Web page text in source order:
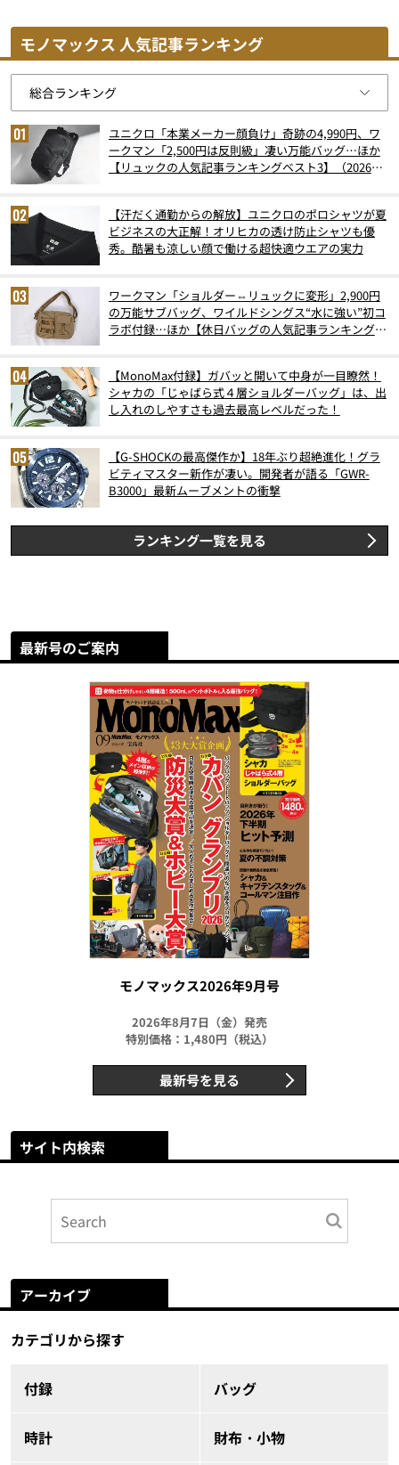
モノマックス 人気記事ランキング
ユニクロ「本業メーカー顔負け」奇跡の4,990円、ワ
ークマン「2,500円は反則級」凄い万能バッグ…ほか
【リュックの人気記事ランキングベスト3】（2026年
【汗だく通勤からの解放】ユニクロのポロシャツが夏
ビジネスの大正解！オリヒカの透け防止シャツも優
秀。酷暑も涼しい顔で働ける超快適ウエアの実力
ワークマン「ショルダー⇔リュックに変形」2,900円
の万能サブバッグ、ワイルドシングス“水に強い”初コ
ラボ付録…ほか【休日バッグの人気記事ランキングベ
【MonoMax付録】ガバッと開いて中身が一目瞭然！
シャカの「じゃばら式４層ショルダーバッグ」は、出
し入れのしやすさも過去最高レベルだった！
【G-SHOCKの最高傑作か】18年ぶり超絶進化！グラ
ビティマスター新作が凄い。開発者が語る「GWR-
B3000」最新ムーブメントの衝撃
ランキング一覧を見る
最新号のご案内
モノマックス2026年9月号
2026年8月7日（金）発売
特別価格：1,480円（税込）
最新号を見る
サイト内検索
アーカイブ
カテゴリから探す
付録 バッグ
時計 財布・小物